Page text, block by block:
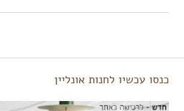
כנסו עכשיו לחנות אונליין